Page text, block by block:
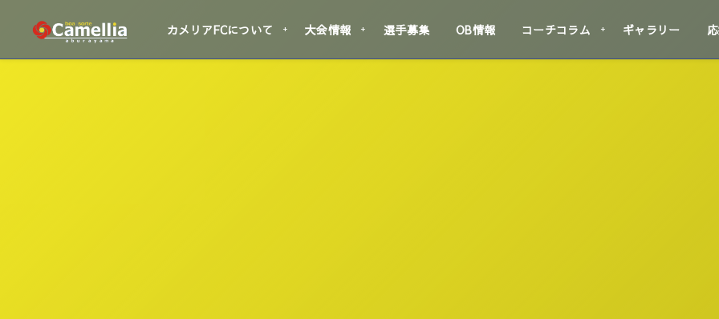
カメリアFCについて 大会情報 選手募集 OB情報 コーチコラム ギャラリー